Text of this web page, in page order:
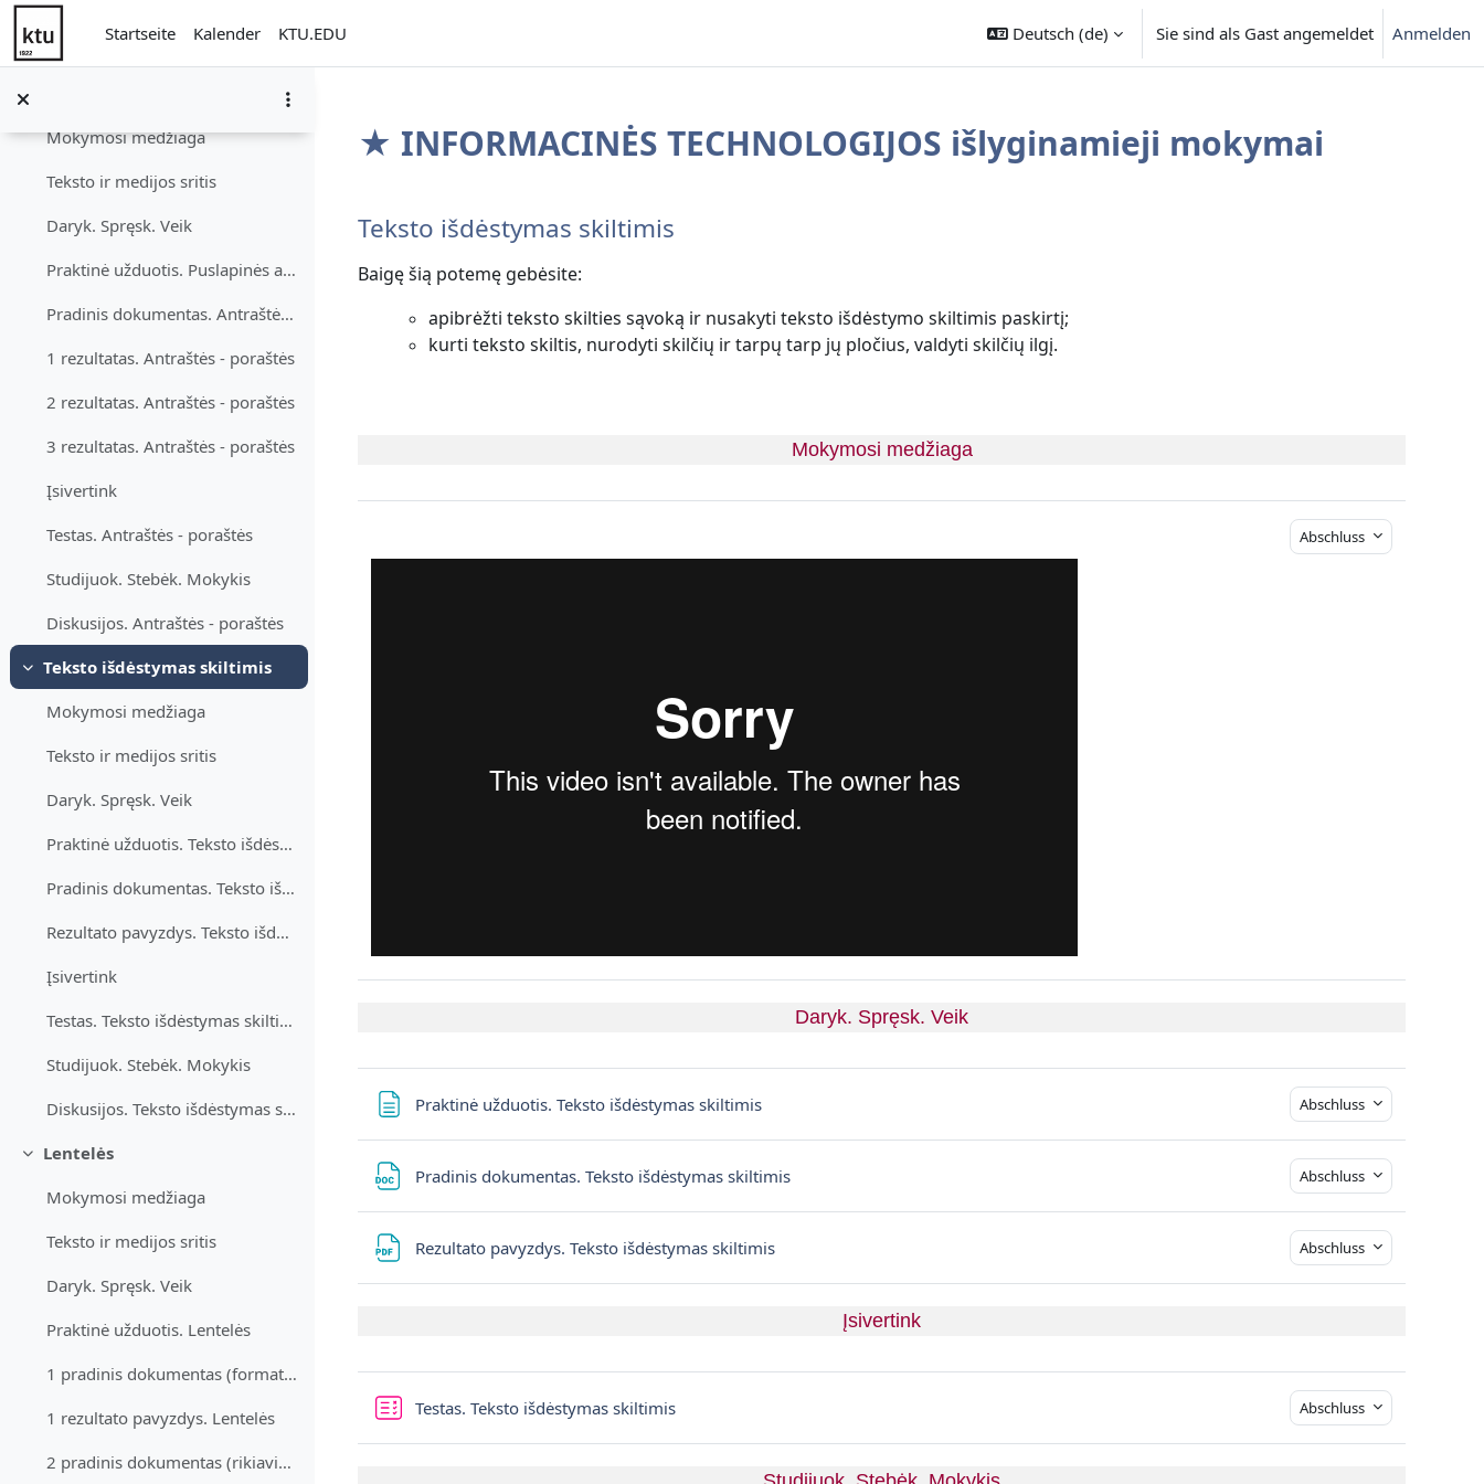
Zum Hauptinhalt
Startseite
Kalender KTU.EDU Deutsch ‎(de)‎ Sie sind als Gast angemeldet Anmelden
Studijuok. Stebėk. Mokykis
Einklappen
Puslapinės antraštės ir poraštės
Mokymosi medžiaga
Teksto ir medijos sritis
Daryk. Spręsk. Veik
Praktinė užduotis. Puslapinės antraštės ir poraštės
Pradinis dokumentas. Antraštės - poraštės
1 rezultatas. Antraštės - poraštės
2 rezultatas. Antraštės - poraštės
3 rezultatas. Antraštės - poraštės
Įsivertink
Testas. Antraštės - poraštės
Studijuok. Stebėk. Mokykis
Diskusijos. Antraštės - poraštės
Einklappen
Teksto išdėstymas skiltimis
Mokymosi medžiaga
Teksto ir medijos sritis
Daryk. Spręsk. Veik
Praktinė užduotis. Teksto išdėstymas skiltimis
Pradinis dokumentas. Teksto išdėstymas skiltimis
Rezultato pavyzdys. Teksto išdėstymas skiltimis
Įsivertink
Testas. Teksto išdėstymas skiltimis
Studijuok. Stebėk. Mokykis
Diskusijos. Teksto išdėstymas skiltimis
Einklappen
Lentelės
Mokymosi medžiaga
Teksto ir medijos sritis
Daryk. Spręsk. Veik
Praktinė užduotis. Lentelės
1 pradinis dokumentas (formatavimui). Lentelės
1 rezultato pavyzdys. Lentelės
2 pradinis dokumentas (rikiavimui). Lentelės
★ INFORMACINĖS TECHNOLOGIJOS išlyginamieji mokymai
Abschnittsübersicht
Teksto išdėstymas skiltimis
Baigę šią potemę gebėsite:
apibrėžti teksto skilties sąvoką ir nusakyti teksto išdėstymo skiltimis paskirtį;
kurti teksto skiltis, nurodyti skilčių ir tarpų tarp jų pločius, valdyti skilčių ilgį.
Mokymosi medžiaga
Abschluss
Daryk. Spręsk. Veik
Praktinė užduotis. Teksto išdėstymas skiltimisTextseite Abschluss
Pradinis dokumentas. Teksto išdėstymas skiltimis Abschluss
Rezultato pavyzdys. Teksto išdėstymas skiltimis Abschluss
Įsivertink
Testas. Teksto išdėstymas skiltimis Abschluss